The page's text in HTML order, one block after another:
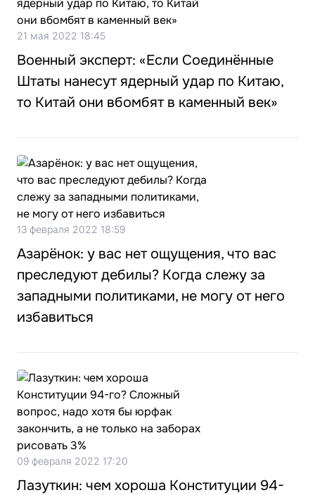
21 мая 2022 18:45
Военный эксперт: «Если Соединённые
Штаты нанесут ядерный удар по Китаю,
то Китай они вбомбят в каменный век»
13 февраля 2022 18:59
Азарёнок: у вас нет ощущения, что вас
преследуют дебилы? Когда слежу за
западными политиками, не могу от него
избавиться
09 февраля 2022 17:20
Лазуткин: чем хороша Конституции 94-